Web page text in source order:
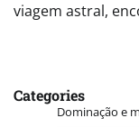
viagem astral,
Categories
Dominação e